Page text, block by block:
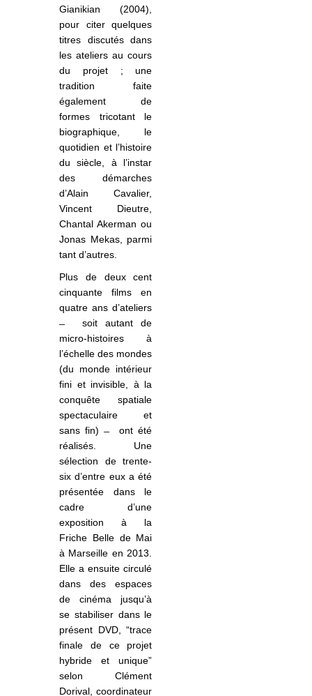
Gianikian (2004),
pour citer quelques
titres discutés dans
les ateliers au cours
du projet ; une
tradition faite
également de
formes tricotant le
biographique, le
quotidien et l’histoire
du siècle, à l’instar
des démarches
d’Alain Cavalier,
Vincent Dieutre,
Chantal Akerman ou
Jonas Mekas, parmi
tant d’autres.
Plus de deux cent
cinquante films en
quatre ans d’ateliers
soit autant de
micro-histoires à
l’échelle des mondes
(du monde intérieur
fini et invisible, à la
conquête spatiale
spectaculaire et
sans fin)ont été
réalisés. Une
sélection de trente-
six d’entre eux a été
présentée dans le
cadre d’une
exposition à la
Friche Belle de Mai
à Marseille en 2013.
Elle a ensuite circulé
dans des espaces
de cinéma jusqu’à
se stabiliser dans le
présent DVD, “trace
finale de ce projet
hybride et unique”
selon Clément
Dorival, coordinateur